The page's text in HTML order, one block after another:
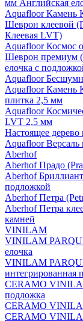
мм Английская
Aquafloor Камень
Шеврон клеевой
Клеевая LVT)
Aquafloor Космос
Шеврон премиум
елочка с
Aquafloor
Aquafloor Камень
плитка 2,5 мм
Aquafloor
LVT 2,5 мм
Настоящее
Aquafloor Версаль
Aberhof
Aberhof Прадо
Aberhof
подложкой
Aberhof Петра
Aberhof Петра
камней
VINILAM
VINILAM
елочка
VINILAM
интегрированная
CERAMO
подложка
CERAMO
CERAMO